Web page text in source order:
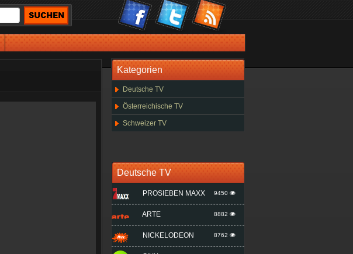
Kategorien
Deutsche TV
Österreichische TV
Schweizer TV
Deutsche TV
PROSIEBEN MAXX 9450
ARTE 8882
NICKELODEON 8762